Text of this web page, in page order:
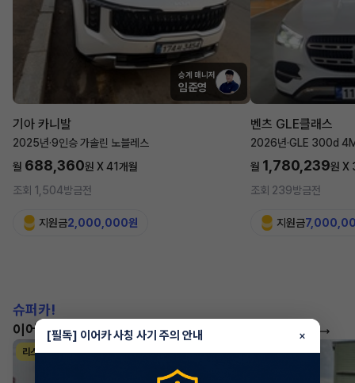
승계 매니저
임준영
기아 카니발
2025년·9인승 가솔린 노블레스
월 688,360원 X41개월
조회 1,504방금전
지원금2,000,000원
벤츠 GLE클래스
2026년·GLE 300d
월 1,780,239원 X
조회 239방금전
지원금
슈퍼카!
이어카에서 좋은 조건으로 만나보세요
더 보기
리스 리스
[필독] 이어카 사칭 사기 주의 안내 ×